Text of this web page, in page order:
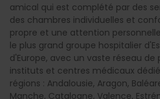
amical qui est complété par des
des chambres individuelles et
propre et une attention
le plus grand groupe hospitalier
d'Europe, avec un vaste réseau de
instituts et centres médicaux
régions : Andalousie, Aragon,
Manche, Catalogne, Valence,